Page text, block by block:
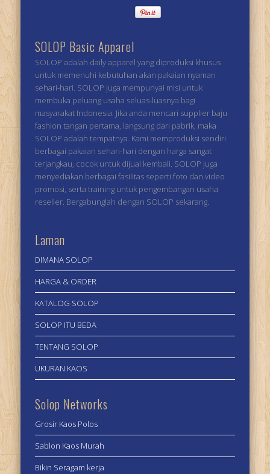
SOLOP Basic Apparel
SOLOP adalah daily apparel yang diproduksi khusus
untuk memenuhi kebutuhan akan pakaian nyaman
sehari-hari. SOLOP juga mempunyai misi untuk
membuka peluang usaha seluas-luasnya bagi
masyarakat Indonesia. Jika anda mencari supplier baju
fashion tangan pertama, langsung dari pabrik, maka
SOLOP adalah tempatnya. Kami memproduksi sendiri
berbagai pakaian sehari-hari dengan harga sangat
terjangkau, cocok untuk dijual kembali. SOLOP juga
menyediakan berbagai fasilitas seperti foto dan video
promosi, serta training untuk pengembangan usaha
reseller. Bergabunglah dengan SOLOP sekarang.
Laman
DIMANA SOLOP
HARGA & ORDER
KATALOG SOLOP
SOLOP ITU BEDA
TENTANG SOLOP
UKURAN KAOS
Solop Networks
Grosir Kaos Polos
Sablon Kaos Murah
Bikin Seragam kerja